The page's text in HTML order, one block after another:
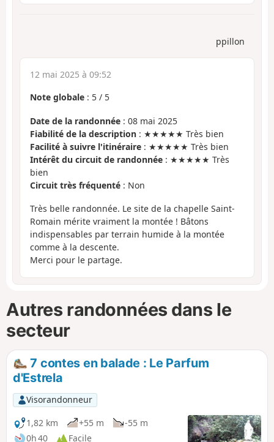
ppillon
12 mai 2025 à 09:52
Note globale : 5 / 5
Date de la randonnée : 08 mai 2025
Fiabilité de la description : ★★★★★ Très bien
Facilité à suivre l'itinéraire : ★★★★★ Très bien
Intérêt du circuit de randonnée : ★★★★★ Très
bien
Circuit très fréquenté : Non
Très belle randonnée. Le site de la chapelle Saint-
Romain mérite vraiment la montée ! Bâtons
indispensables par terrain humide à la montée
comme à la descente.
Merci pour le partage.
Autres randonnées dans le
secteur
7 contes en balade : Le Parfum
d'Estrela
Visorandonneur
1,82 km
+55 m
-55 m
0h 40
Facile